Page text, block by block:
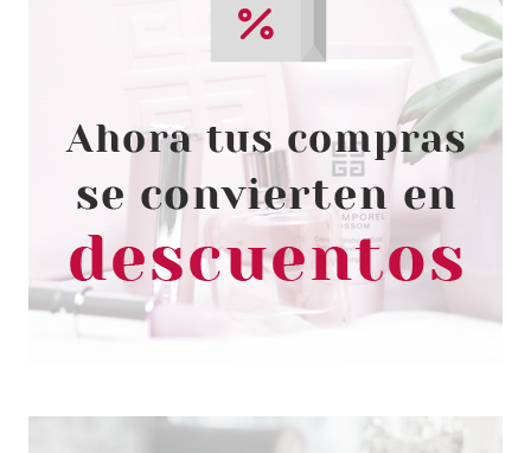
SALLY HANSEN
SALLY HANSEN SUGAR COAT
SOUR APPLE 600 11.8ML
Pvr 3.00€
-57%
desde
1.30€